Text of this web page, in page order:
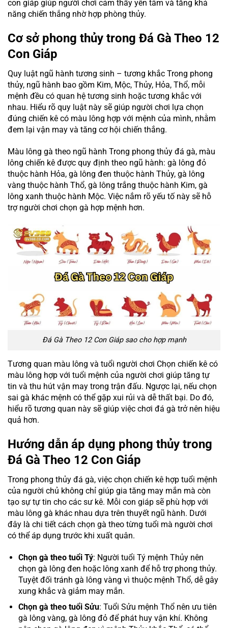
con giáp giúp người chơi cảm thấy yên tâm và tăng khả
năng chiến thắng nhờ hợp phòng thủy.
Cơ sở phong thủy trong Đá Gà Theo 12
Con Giáp
Quy luật ngũ hành tương sinh – tương khắc Trong phong
thủy, ngũ hành bao gồm Kim, Mộc, Thủy, Hỏa, Thổ, mỗi
mệnh đều có quan hệ tương sinh hoặc tương khắc với
nhau. Hiểu rõ quy luật này sẽ giúp người chơi lựa chọn
đúng chiến kê có màu lông hợp với mệnh của mình, nhằm
đem lại vận may và tăng cơ hội chiến thắng.
Màu lông gà theo ngũ hành Trong phong thủy đá gà, màu
lông chiến kê được quy định theo ngũ hành: gà lông đỏ
thuộc hành Hỏa, gà lông đen thuộc hành Thủy, gà lông
vàng thuộc hành Thổ, gà lông trắng thuộc hành Kim, gà
lông xanh thuộc hành Mộc. Việc nắm rõ yếu tố này sẽ hỗ
trợ người chơi chọn gà hợp mệnh hơn.
Đá Gà Theo 12 Con Giáp sao cho hợp mạnh
Tương quan màu lông và tuổi người chơi Chọn chiến kê có
màu lông hợp với tuổi mệnh của người chơi giúp tăng tự
tin và thu hút vận may trong trận đấu. Ngược lại, nếu chọn
sai gà khác mệnh có thể gặp xui rủi và dễ thất bại. Do đó,
hiểu rõ tương quan này sẽ giúp việc chơi đá gà trở nên hiệu
quả hơn.
Hướng dẫn áp dụng phong thủy trong
Đá Gà Theo 12 Con Giáp
Trong phong thủy đá gà, việc chọn chiến kê hợp tuổi mệnh
của người chủ không chỉ giúp gia tăng may mắn mà còn
tạo sự tự tin cho các sư kê. Mỗi con giáp sẽ phù hợp với
màu lông gà khác nhau dựa trên thuyết ngũ hành. Dưới
đây là chi tiết cách chọn gà theo từng tuổi mà người chơi
có thể áp dụng trước khi xuất quân.
Chọn gà theo tuổi Tý: Người tuổi Tý mệnh Thủy nên
chọn gà lông đen hoặc lông xanh để hỗ trợ phong thủy.
Tuyệt đối tránh gà lông vàng vì thuộc mệnh Thổ, dễ gây
xung khắc và giảm may mắn.
Chọn gà theo tuổi Sửu: Tuổi Sửu mệnh Thổ nên ưu tiên
gà lông vàng, gà lông đỏ để phát huy vận khí. Không